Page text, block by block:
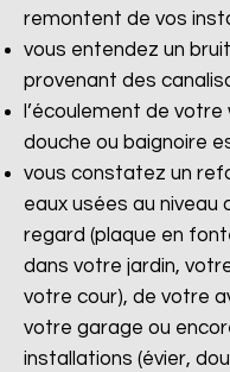
remontent de vos
vous entendez un
provenant des
l’écoulement de votre
douche ou baignoire
vous constatez un
eaux usées au niveau
regard (plaque en
dans votre jardin,
votre cour), de votre
votre garage ou
installations (évier,